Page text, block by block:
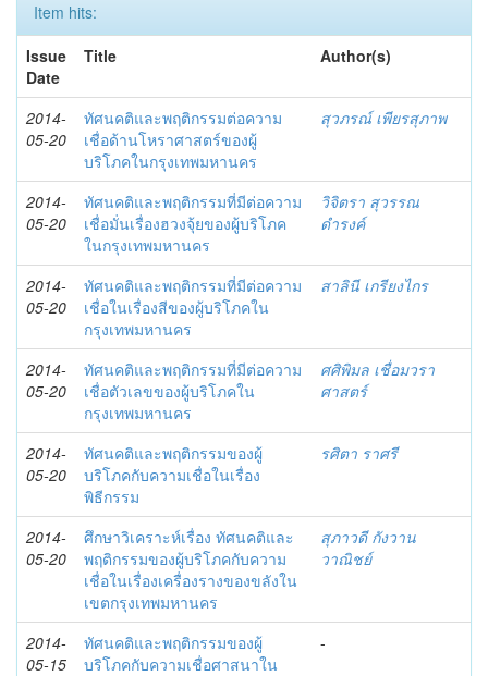
Item hits:
Issue
Date
Title Author(s)
2014-
05-20
ทัศนคติและพฤติกรรมต่อความ
เชื่อด้านโหราศาสตร์ของผู้
บริโภคในกรุงเทพมหานคร
สุวภรณ์ เพียรสุภาพ
2014-
05-20
ทัศนคติและพฤติกรรมที่มีต่อความ
เชื่อมั่นเรื่องฮวงจุ้ยของผู้บริโภค
ในกรุงเทพมหานคร
วิจิตรา สุวรรณ
ดำรงค์
2014-
05-20
ทัศนคติและพฤติกรรมที่มีต่อความ
เชื่อในเรื่องสีของผู้บริโภคใน
กรุงเทพมหานคร
สาลินี เกรียงไกร
2014-
05-20
ทัศนคติและพฤติกรรมที่มีต่อความ
เชื่อตัวเลขของผู้บริโภคใน
กรุงเทพมหานคร
ศศิพิมล เชื่อมวรา
ศาสตร์
2014-
05-20
ทัศนคติและพฤติกรรมของผู้
บริโภคกับความเชื่อในเรื่อง
พิธีกรรม
รศิตา ราศรี
2014-
05-20
ศึกษาวิเคราะห์เรื่อง ทัศนคติและ
พฤติกรรมของผู้บริโภคกับความ
เชื่อในเรื่องเครื่องรางของขลังใน
เขตกรุงเทพมหานคร
สุภาวดี กังวาน
วาณิชย์
2014-
05-15
ทัศนคติและพฤติกรรมของผู้
บริโภคกับความเชื่อศาสนาใน
-